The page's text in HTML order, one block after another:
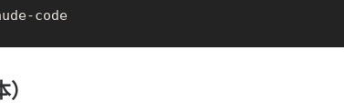
npm install -g @anthropic-ai/claude-code